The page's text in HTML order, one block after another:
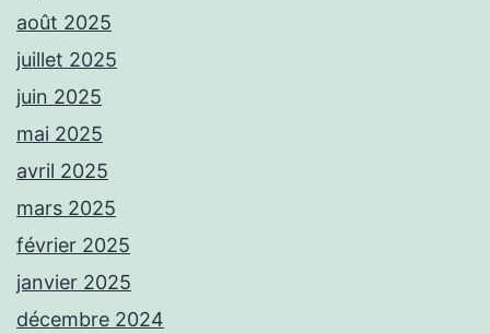
août 2025
juillet 2025
juin 2025
mai 2025
avril 2025
mars 2025
février 2025
janvier 2025
décembre 2024